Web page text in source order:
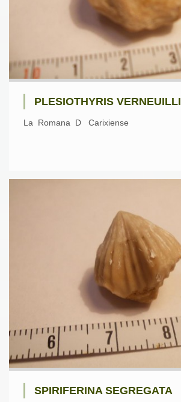
PLESIOTHYRIS VERNEUILLI
La Romana D Carixiense
SPIRIFERINA SEGREGATA